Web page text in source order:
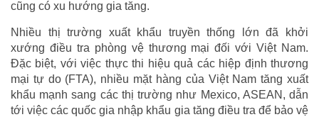
cũng có xu hướng gia tăng.
Nhiều thị trường xuất khẩu truyền thống lớn đã khởi
xướng điều tra phòng vệ thương mại đối với Việt Nam.
Đặc biệt, với việc thực thi hiệu quả các hiệp định thương
mại tự do (FTA), nhiều mặt hàng của Việt Nam tăng xuất
khẩu mạnh sang các thị trường như Mexico, ASEAN, dẫn
tới việc các quốc gia nhập khẩu gia tăng điều tra để bảo vệ